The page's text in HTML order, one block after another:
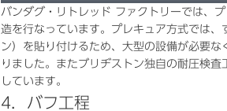
バンダグ・リトレッド ファクトリーでは、
造を行なっています。プレキュア方式では
ン）を貼り付けるため、大型の設備が必要
りました。またブリヂストン独自の耐圧検
しています。
4．バフ工程